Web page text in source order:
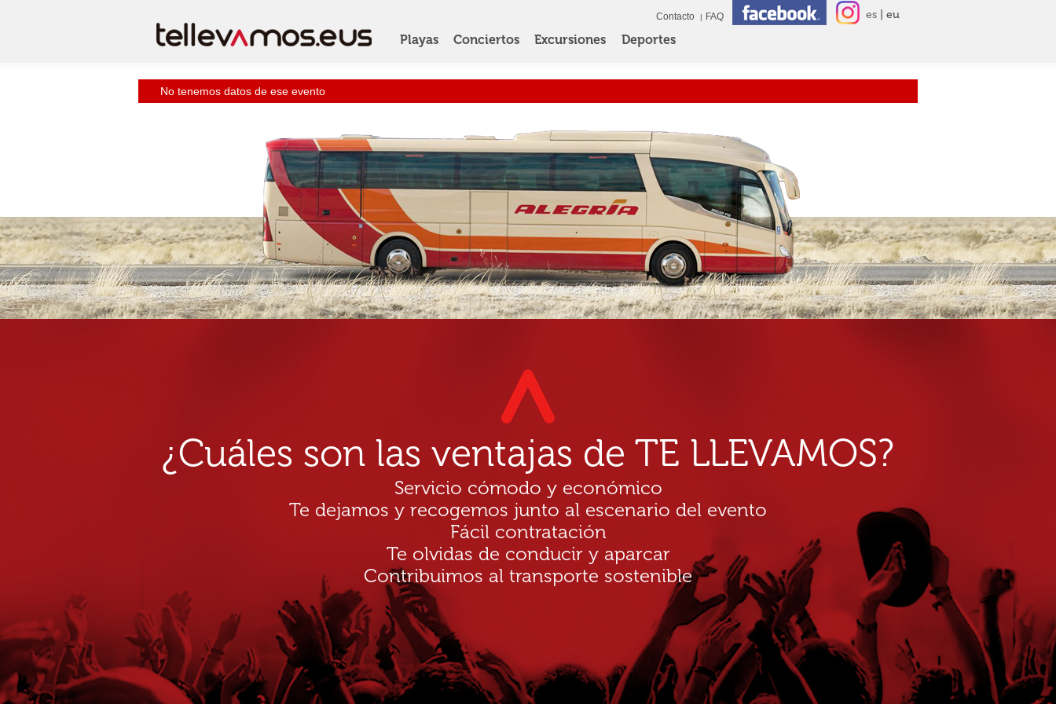
Playas Conciertos Excursiones Deportes
Contacto FAQ es eu
No tenemos datos de ese evento
¿Cuáles son las ventajas de TE LLEVAMOS?
Servicio cómodo y económico
Te dejamos y recogemos junto al escenario del evento
Fácil contratación
Te olvidas de conducir y aparcar
Contribuimos al transporte sostenible